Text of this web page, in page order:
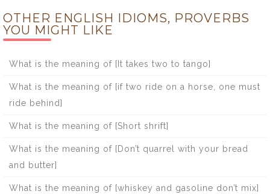
OTHER ENGLISH IDIOMS, PROVERBS
YOU MIGHT LIKE
What is the meaning of [It takes two to tango]
What is the meaning of [if two ride on a horse, one must
ride behind]
What is the meaning of [Short shrift]
What is the meaning of [Don’t quarrel with your bread
and butter]
What is the meaning of [whiskey and gasoline don’t mix]